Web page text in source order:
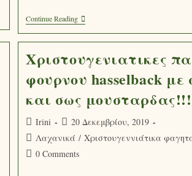
Continue Reading
Χριστουγενιατικες
φουρνου hasselback με
και σως
Irini
20 Δεκεμβρίου, 2019
Λαχανικά / Χριστουγεννιάτικα
0 Comments